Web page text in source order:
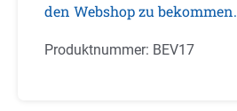
den Webshop zu bekommen.
Produktnummer: BEV17